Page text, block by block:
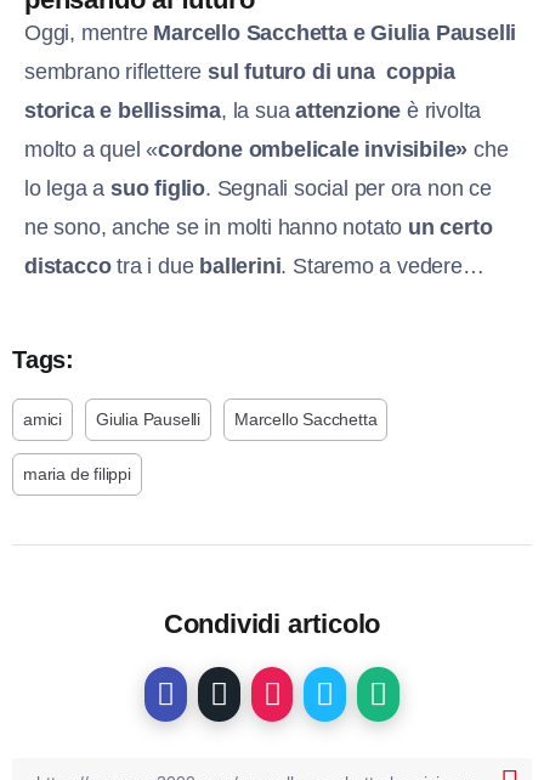
Oggi, mentre Marcello Sacchetta e Giulia Pauselli
sembrano rifletteresul futuro di una coppia
storica e bellissima, la suaattenzione è rivolta
molto a quel «cordone ombelicale invisibile» che
lo lega a suo figlio. Segnali social per ora non ce
ne sono, anche se in molti hanno notato un certo
distaccotra i due ballerini. Staremo a vedere…
Tags:
amici Giulia Pauselli Marcello Sacchetta
maria de filippi
Condividi articolo